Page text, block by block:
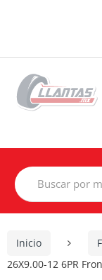
Search
for:
Inicio
26X9.00-12 6PR